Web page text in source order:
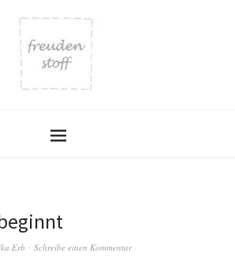
Erb Schreibe einen Kommentar